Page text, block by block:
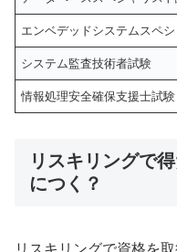
エンベデッドシステムスペ
システム監査技術者試験
情報処理安全確保支援士試験
リスキリングで
につく？
リスキリングで資格を